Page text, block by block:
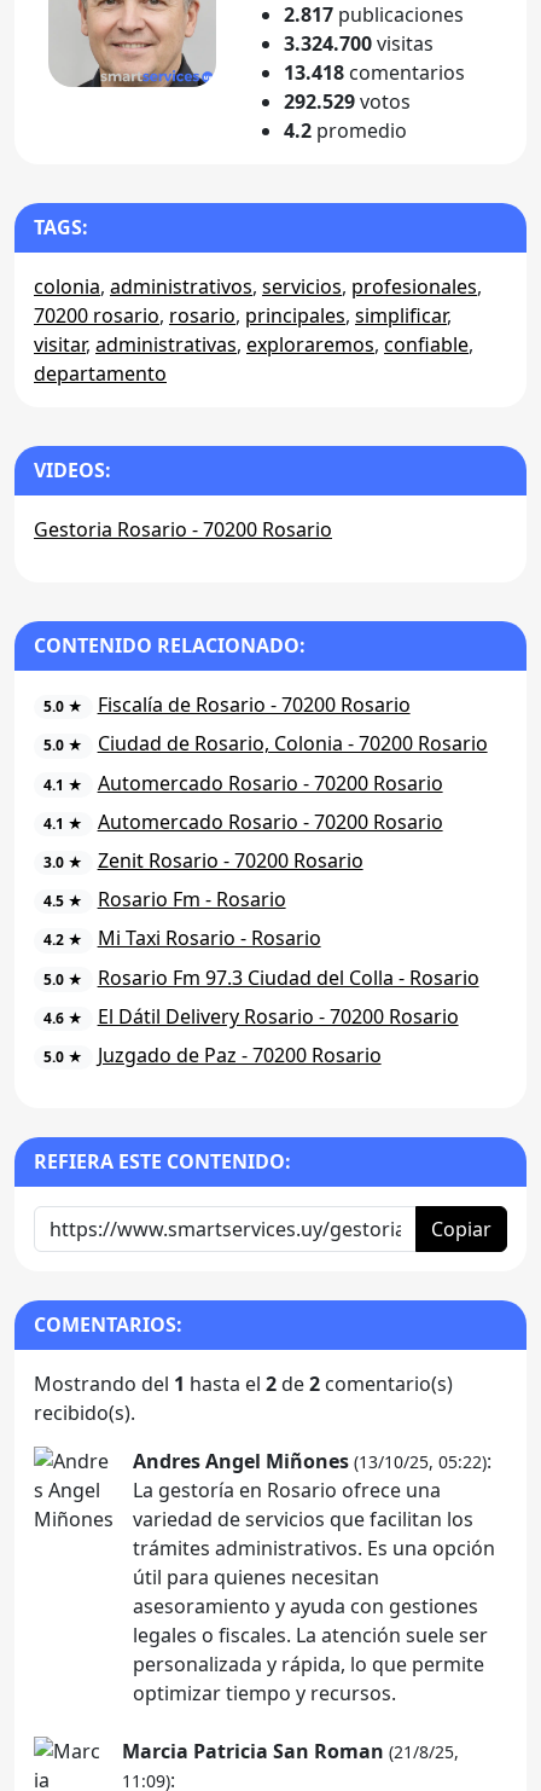
2.817 publicaciones
3.324.700visitas
13.418 comentarios
292.529votos
4.2 promedio
TAGS:
colonia, administrativos, servicios, profesionales,
70200 rosario, rosario, principales, simplificar,
visitar, administrativas, exploraremos, confiable,
departamento
VIDEOS:
Gestoria Rosario - 70200 Rosario
CONTENIDO RELACIONADO:
5.0 ★ Fiscalía de Rosario - 70200 Rosario
5.0 ★ Ciudad de Rosario, Colonia - 70200 Rosario
4.1 ★ Automercado Rosario - 70200 Rosario
4.1 ★ Automercado Rosario - 70200 Rosario
3.0 ★ Zenit Rosario - 70200 Rosario
4.5 ★ Rosario Fm - Rosario
4.2 ★ Mi Taxi Rosario - Rosario
5.0 ★ Rosario Fm 97.3 Ciudad del Colla - Rosario
4.6 ★ El Dátil Delivery Rosario - 70200 Rosario
5.0 ★ Juzgado de Paz - 70200 Rosario
REFIERA ESTE CONTENIDO:
Copiar
COMENTARIOS:
Mostrando del 1 hasta el 2de2 comentario(s)
recibido(s).
Andres Angel Miñones (13/10/25, 05:22):
La gestoría en Rosario ofrece una
variedad de servicios que facilitan los
trámites administrativos. Es una opción
útil para quienes necesitan
asesoramiento y ayuda con gestiones
legales o fiscales. La atención suele ser
personalizada y rápida, lo que permite
optimizar tiempo y recursos.
Marcia Patricia San Roman (21/8/25,
11:09):